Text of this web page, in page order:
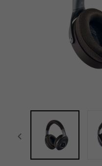
focal-naim-